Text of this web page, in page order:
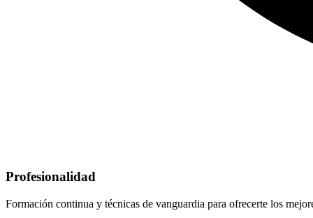
Profesionalidad
Formación continua y técnicas de vanguardia para ofrecerte los